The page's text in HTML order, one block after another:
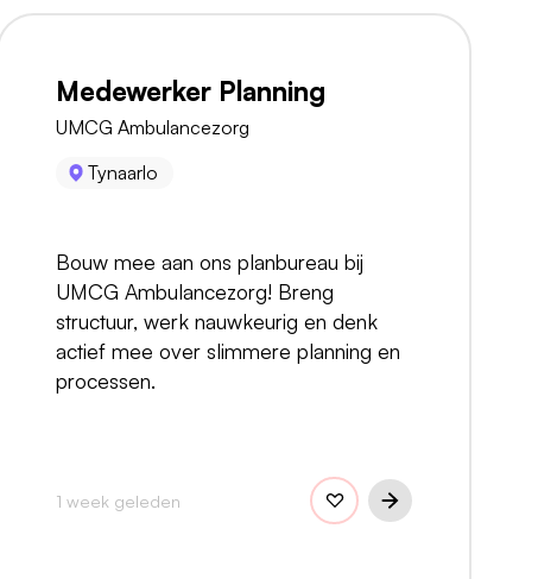
Medewerker Planning
UMCG Ambulancezorg
Tynaarlo
Bouw mee aan ons planbureau bij
UMCG Ambulancezorg! Breng
structuur, werk nauwkeurig en denk
actief mee over slimmere planning en
processen.
1 week geleden